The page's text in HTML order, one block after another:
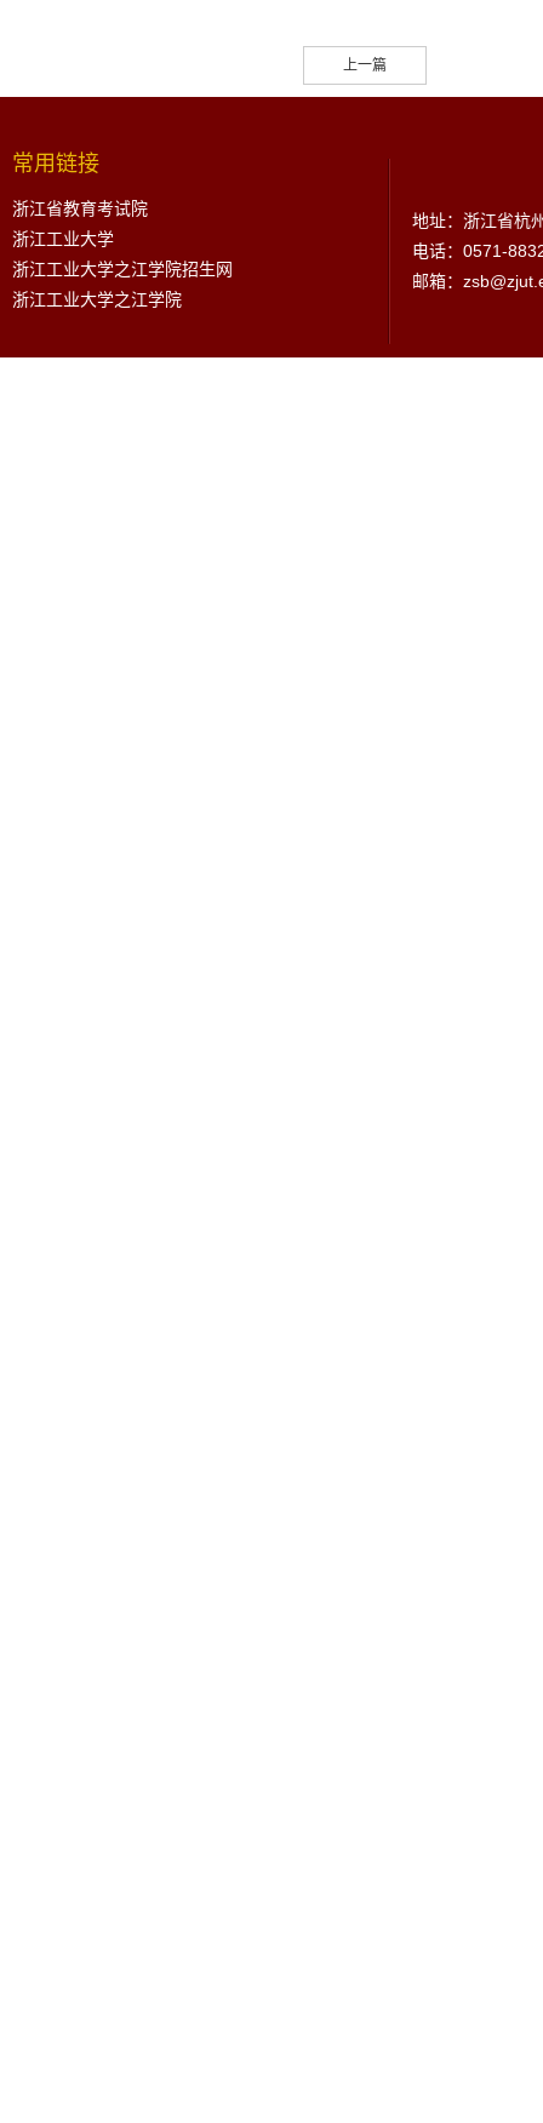
上一篇
常用链接
浙江省教育考试院
浙江工业大学
浙江工业大学之江学院招生网
浙江工业大学之江学院
地址：浙江省杭
电话：0571-
邮箱：